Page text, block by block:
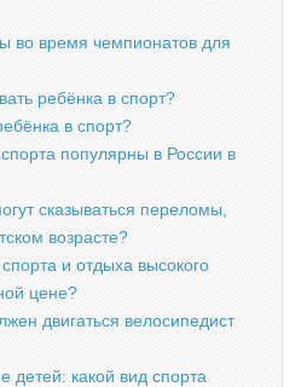
во время чемпионатов для
ребёнка в спорт?
в спорт?
популярны в России в
сказываться переломы,
возрасте?
и отдыха высокого
цене?
двигаться велосипедист
детей: какой вид спорта